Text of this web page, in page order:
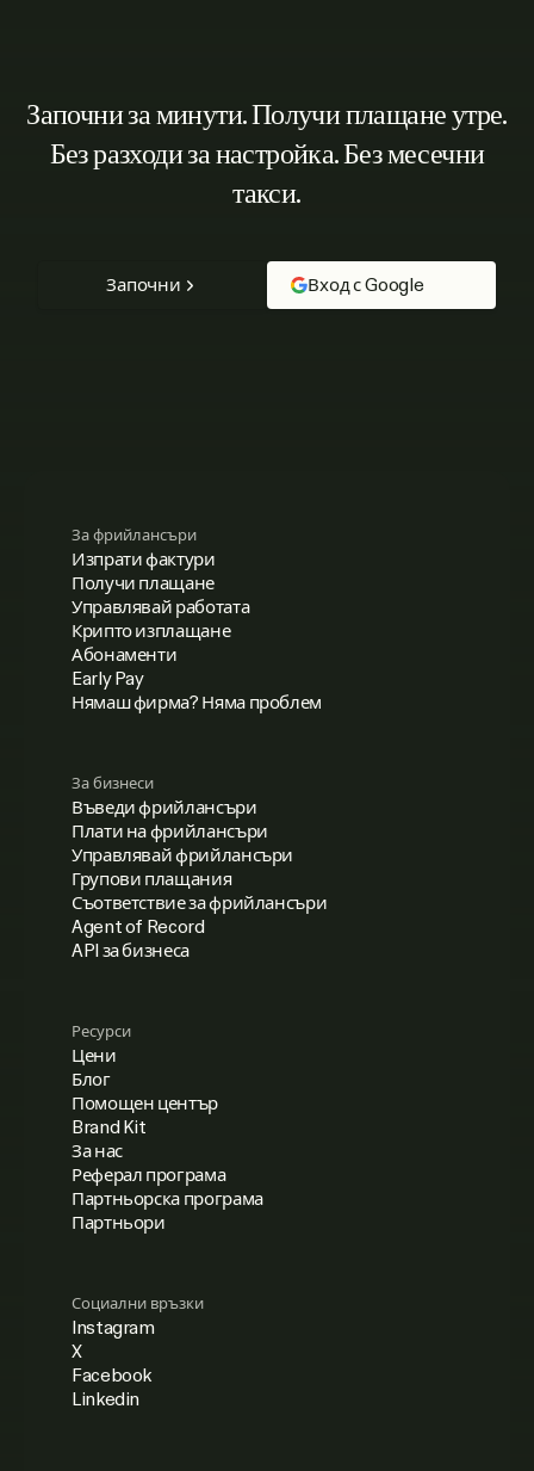
Започни за минути. Получи плащане утре.
Без разходи за настройка. Без месечни
такси.
Започни Вход с Google
За фрийлансъри
Изпрати фактури
Получи плащане
Управлявай работата
Крипто изплащане
Абонаменти
Early Pay
Нямаш фирма? Няма проблем
За бизнеси
Въведи фрийлансъри
Плати на фрийлансъри
Управлявай фрийлансъри
Групови плащания
Съответствие за фрийлансъри
Agent of Record
API за бизнеса
Ресурси
Цени
Блог
Помощен център
Brand Kit
За нас
Реферал програма
Партньорска програма
Партньори
Социални връзки
Instagram
X
Facebook
Linkedin